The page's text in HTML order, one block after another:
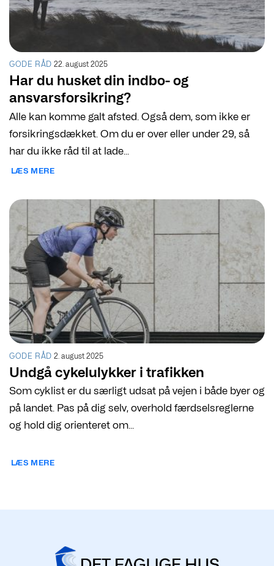
GODE RÅD 22. august 2025
Har du husket din indbo- og
ansvarsforsikring?
Alle kan komme galt afsted. Også dem, som ikke er
forsikringsdækket. Om du er over eller under 29, så
har du ikke råd til at lade...
LÆS MERE
GODE RÅD 2. august 2025
Undgå cykelulykker i trafikken
Som cyklist er du særligt udsat på vejen i både byer og
på landet. Pas på dig selv, overhold færdselsreglerne
og hold dig orienteret om...
LÆS MERE